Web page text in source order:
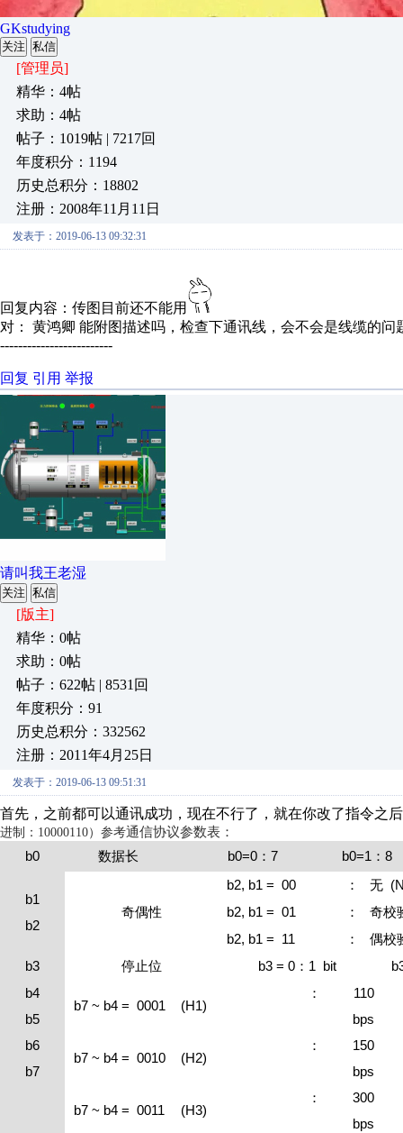
GKstudying
关注 私信
[管理员]
精华：4帖
求助：4帖
帖子：1019帖 | 7217回
年度积分：1194
历史总积分：18802
注册：2008年11月11日
发表于：2019-06-13 09:32:31
回复内容：传图目前还不能用
对： 黄鸿卿 能附图描述吗，检查下通讯线，会不会是线缆的问
-------------------------
回复 引用 举报
请叫我王老湿
关注 私信
[版主]
精华：0帖
求助：0帖
帖子：622帖 | 8531回
年度积分：91
历史总积分：332562
注册：2011年4月25日
发表于：2019-06-13 09:51:31
首先，之前都可以通讯成功，现在不行了，就在你改了指令之
进制：10000110）参考通信协议参数表：
b0 数据长 b0=0 ： 7 b0=1 ： 8
b1
b2
奇偶性
b2, b1 = 00 ： 无 (
b2, b1 = 01
： 奇校
b2, b1 = 11 ： 偶校
b3 停止位 b3 = 0： 1 bit
b4
b5
b6
b7
b7 ~ b4 = 0001 (H1)
：
110
bps
b7 ~ b4 = 0010 (H2)
：
150
bps
b7 ~ b4 = 0011 (H3)
：
300
bps